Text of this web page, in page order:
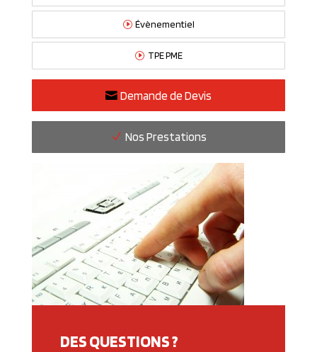
Évènementiel
TPE PME
Demande de Devis
Nos Prestations
DES QUESTIONS ?